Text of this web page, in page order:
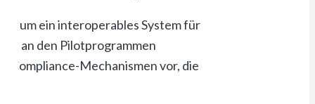
um ein interoperables System für
an den Pilotprogrammen
Compliance-Mechanismen vor, die